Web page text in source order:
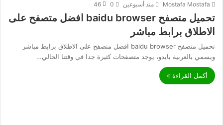
Mostafa Mostafa منذ أسبوعين 0
46
تحميل متصفح baidu browser افضل متصفح على
الاطلاق برابط مباشر
تحميل متصفح baidu browser افضل متصفح على الاطلاق برابط مباشر
ويسمي بالعربية بايدو، يوجد متصفحات كثيرة جدا في وقتنا الحالي…
أكمل القراءة »